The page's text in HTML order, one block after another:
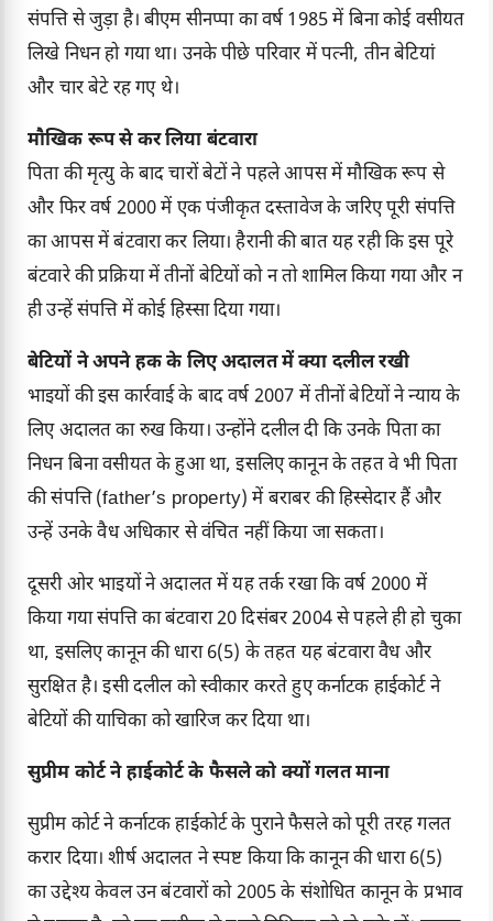
संपत्ति से जुड़ा है। बीएम सीनप्पा का वर्ष 1985 में बिना कोई वसीयत
लिखे निधन हो गया था। उनके पीछे परिवार में पत्नी, तीन बेटियां
और चार बेटे रह गए थे।
मौखिक रूप से कर लिया बंटवारा
पिता की मृत्यु के बाद चारों बेटों ने पहले आपस में मौखिक रूप से
और फिर वर्ष 2000 में एक पंजीकृत दस्तावेज के जरिए पूरी संपत्ति
का आपस में बंटवारा कर लिया। हैरानी की बात यह रही कि इस पूरे
बंटवारे की प्रक्रिया में तीनों बेटियों को न तो शामिल किया गया और न
ही उन्हें संपत्ति में कोई हिस्सा दिया गया।
बेटियों ने अपने हक के लिए अदालत में क्या दलील रखी
भाइयों की इस कार्रवाई के बाद वर्ष 2007 में तीनों बेटियों ने न्याय के
लिए अदालत का रुख किया। उन्होंने दलील दी कि उनके पिता का
निधन बिना वसीयत के हुआ था, इसलिए कानून के तहत वे भी पिता
की संपत्ति (father’s property) में बराबर की हिस्सेदार हैं और
उन्हें उनके वैध अधिकार से वंचित नहीं किया जा सकता।
दूसरी ओर भाइयों ने अदालत में यह तर्क रखा कि वर्ष 2000 में
किया गया संपत्ति का बंटवारा 20 दिसंबर 2004 से पहले ही हो चुका
था, इसलिए कानून की धारा 6(5) के तहत यह बंटवारा वैध और
सुरक्षित है। इसी दलील को स्वीकार करते हुए कर्नाटक हाईकोर्ट ने
बेटियों की याचिका को खारिज कर दिया था।
सुप्रीम कोर्ट ने हाईकोर्ट के फैसले को क्यों गलत माना
सुप्रीम कोर्ट ने कर्नाटक हाईकोर्ट के पुराने फैसले को पूरी तरह गलत
करार दिया। शीर्ष अदालत ने स्पष्ट किया कि कानून की धारा 6(5)
का उद्देश्य केवल उन बंटवारों को 2005 के संशोधित कानून के प्रभाव